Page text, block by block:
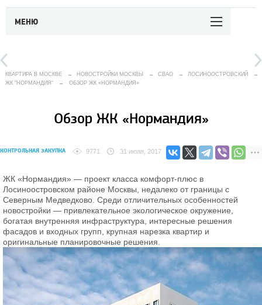
МЕНЮ
КВАРТИРА В МОСКВЕ → НОВОСТРОЙКИ МОСКВЫ → СВАО → ЛОСИНООСТРОВСКИЙ
→
ЖК "НОРМАНДИЯ"
→ ОБЗОР ЖК «НОРМАНДИЯ»
Обзор ЖК «Нормандия»
КОНТРОЛЬНАЯ ЗАКУПКА 9771 31 июля, 2017
ЖК «Нормандия» — проект класса комфорт-плюс в
Лосиноостровском районе Москвы, недалеко от границы с
Северным Медведково. Среди отличительных особенностей
новостройки — привлекательное экологическое окружение,
богатая внутренняя инфраструктура, интересные решения
фасадов и входных групп, крупная нарезка квартир и
оригинальные планировочные решения.